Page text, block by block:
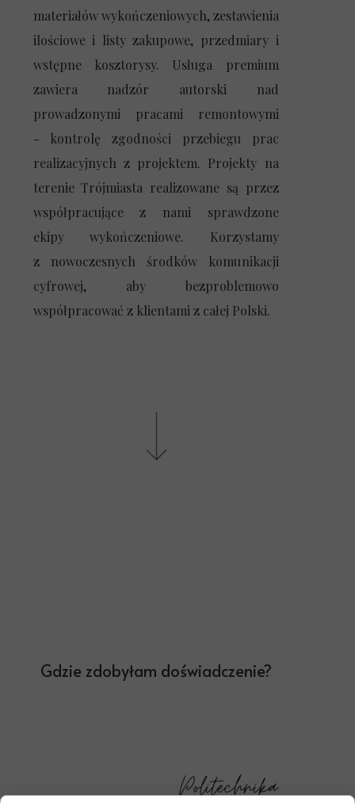
materiałów wykończeniowych, zestawienia
ilościowe i listy zakupowe, przedmiary i
wstępne kosztorysy. Usługa premium
zawiera nadzór autorski nad
prowadzonymi pracami remontowymi
- kontrolę zgodności przebiegu prac
realizacyjnych z projektem. Projekty na
terenie Trójmiasta realizowane są przez
współpracujące z nami sprawdzone
ekipy wykończeniowe. Korzystamy
z nowoczesnych środków komunikacji
cyfrowej, aby bezproblemowo
współpracować z klientami z całej Polski.
Gdzie zdobyłam doświadczenie?